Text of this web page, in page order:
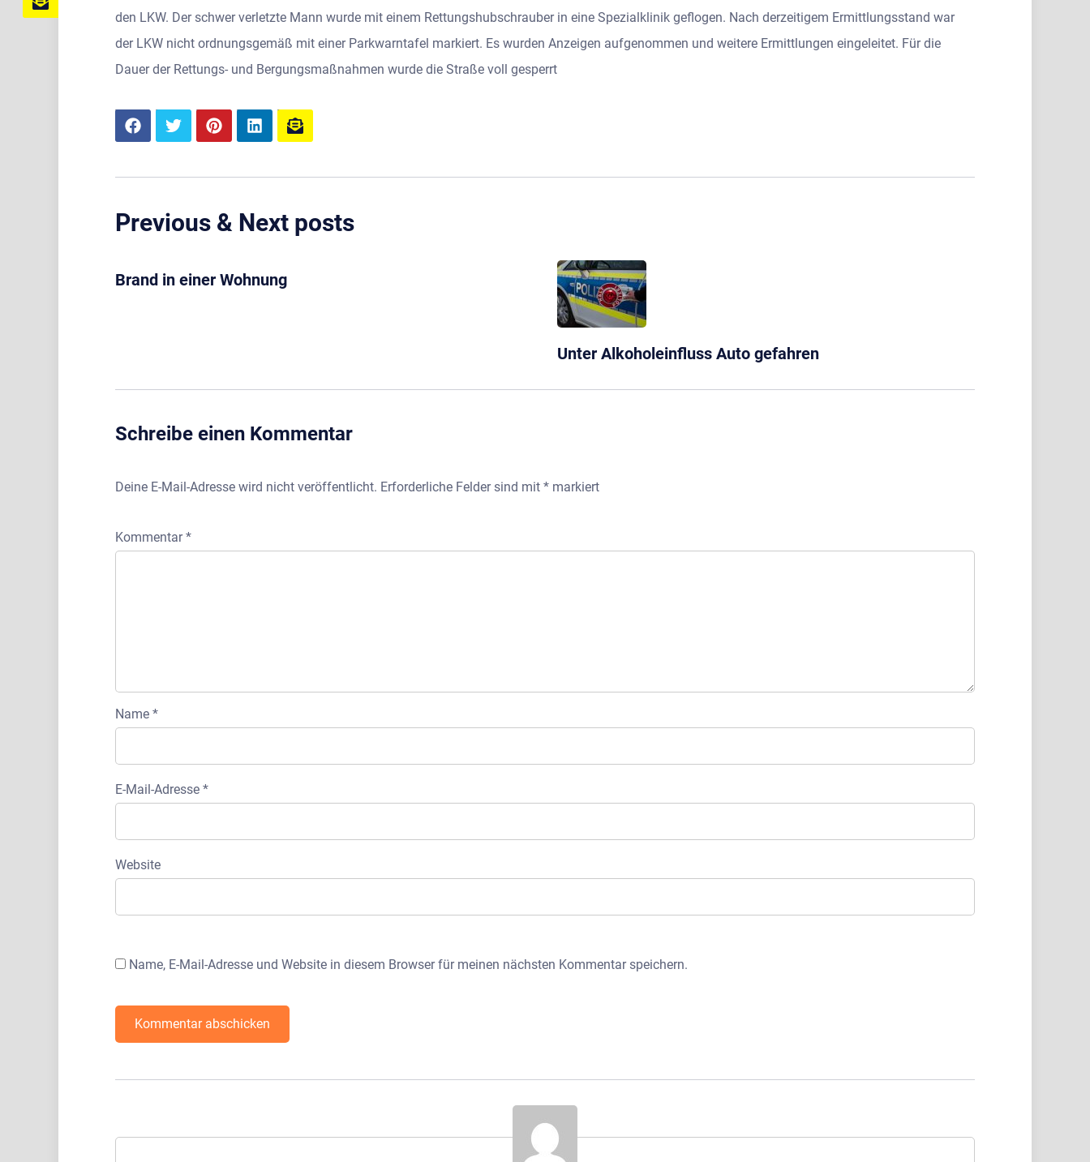
den LKW. Der schwer verletzte Mann wurde mit einem Rettungshubschrauber in eine Spezialklinik geflogen. Nach derzeitigem Ermittlungsstand war
der LKW nicht ordnungsgemäß mit einer Parkwarntafel markiert. Es wurden Anzeigen aufgenommen und weitere Ermittlungen eingeleitet. Für die
Dauer der Rettungs- und Bergungsmaßnahmen wurde die Straße voll gesperrt
Previous & Next posts
Brand in einer Wohnung
Unter Alkoholeinfluss Auto gefahren
Schreibe einen Kommentar
Deine E-Mail-Adresse wird nicht veröffentlicht. Erforderliche Felder sind mit * markiert
Kommentar*
Name *
E-Mail-Adresse *
Website
Name, E-Mail-Adresse und Website in diesem Browser für meinen nächsten Kommentar speichern.